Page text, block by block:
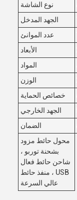
نوع الشاشة
الجهد المدخل
عدد الموانئ
الأبعاد
المواد
الوزن
خصائص الحماية
الجهد الخارجي
الضمان
محول حائط مزود
بشحنة توربو ،
شاحن حائط فعال
، منفذ حائط USB
عالي السرعة